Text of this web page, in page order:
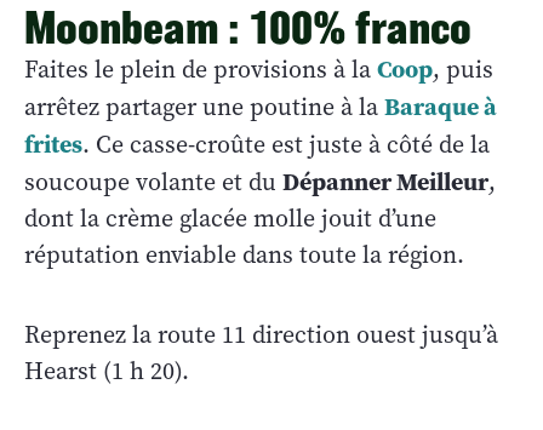
Moonbeam : 100% franco
Faites le plein de provisions à laCoop, puis
arrêtez partager une poutine à laBaraque à
frites. Ce casse-croûte est juste à côté de la
soucoupe volante et du Dépanner Meilleur,
dont la crème glacée molle jouit d’une
réputation enviable dans toute la région.
Reprenez la route 11 direction ouest jusqu’à
Hearst (1 h 20).